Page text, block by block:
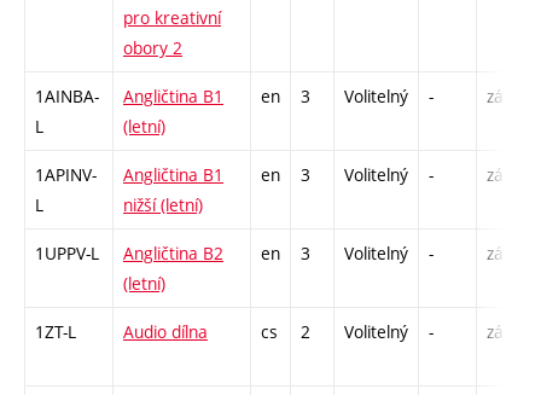
pro kreativní
obory 2
1AINBA-
L
Angličtina B1
(letní)
en 3 Volitelný - zá,zk
1APINV-
L
Angličtina B1
nižší (letní)
en 3 Volitelný - zá
1UPPV-L
Angličtina B2
(letní)
en 3 Volitelný - zá,zk
1ZT-L Audio dílna cs 2 Volitelný - zá